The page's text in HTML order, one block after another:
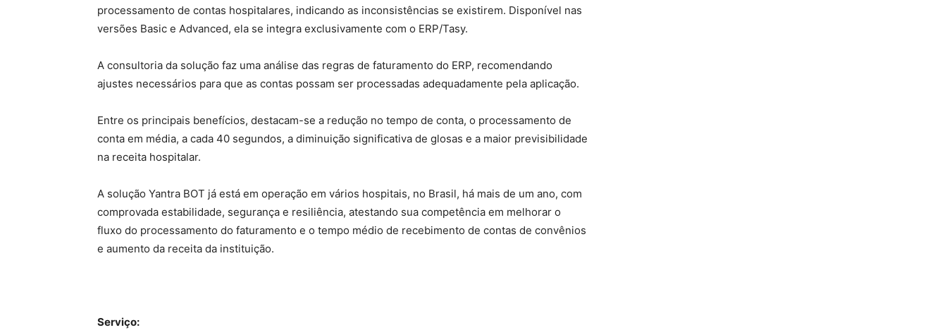
processamento de contas hospitalares, indicando as inconsistências se existirem. Disponível nas
versões Basic e Advanced, ela se integra exclusivamente com o ERP/Tasy.
A consultoria da solução faz uma análise das regras de faturamento do ERP, recomendando
ajustes necessários para que as contas possam ser processadas adequadamente pela aplicação.
Entre os principais benefícios, destacam-se a redução no tempo de conta, o processamento de
conta em média, a cada 40 segundos, a diminuição significativa de glosas e a maior previsibilidade
na receita hospitalar.
A solução Yantra BOT já está em operação em vários hospitais, no Brasil, há mais de um ano, com
comprovada estabilidade, segurança e resiliência, atestando sua competência em melhorar o
fluxo do processamento do faturamento e o tempo médio de recebimento de contas de convênios
e aumento da receita da instituição.
Serviço: